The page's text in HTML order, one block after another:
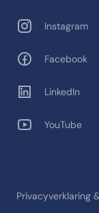
Privacyverklaring
Instagram
Facebook
LinkedIn
YouTube